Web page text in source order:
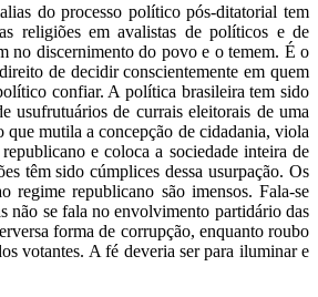
do processo político pós-ditatorial tem
religiões em avalistas de políticos e de
no discernimento do povo e o temem. É o
de decidir conscientemente em quem
confiar. A política brasileira tem sido
usufrutuários de currais eleitorais de uma
que mutila a concepção de cidadania, viola
e coloca a sociedade inteira de
têm sido cúmplices dessa usurpação. Os
regime republicano são imensos. Fala-se
não se fala no envolvimento partidário das
forma de corrupção, enquanto roubo
votantes. A fé deveria ser para iluminar e